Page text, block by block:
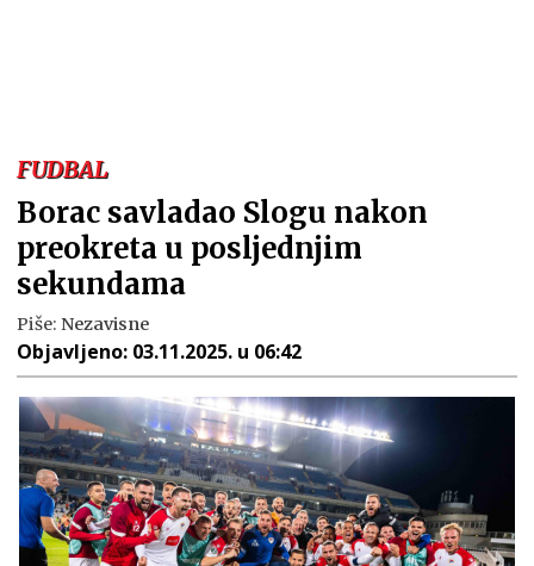
FUDBAL
Borac savladao Slogu nakon
preokreta u posljednjim
sekundama
Piše: Nezavisne
Objavljeno: 03.11.2025. u 06:42